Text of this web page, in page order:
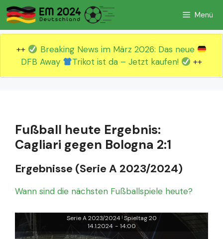
Zum
Inhalt
springen
Menü
++
Breaking News im März 2026: Das neue
DFB Away
Trikot ist da – Jetzt kaufen! ++
Fußball heute Ergebnis:
Cagliari gegen Bologna 2:1
Ergebnisse (Serie A 2023/2024)
Wann sind die nächsten Fußballspiele heute?
Serie A 2023/2024 | Spieltag 20
14.1.2024 - 14:00